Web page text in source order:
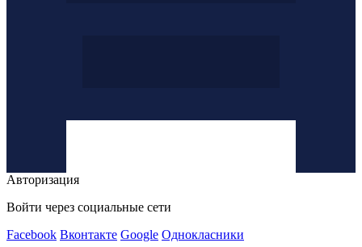
Авторизация
Войти через социальные сети
Facebook Вконтакте Google Однокласники